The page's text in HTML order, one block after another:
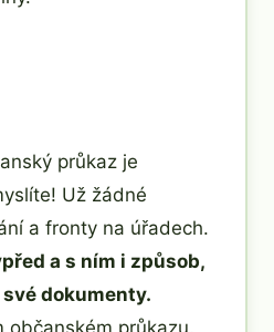
průkaz je
Už žádné
a fronty na úřadech.
a s ním i způsob,
dokumenty.
občanském průkazu,